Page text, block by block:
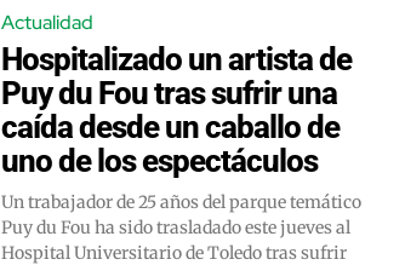
Actualidad
Hospitalizado un artista de
Puy du Fou tras sufrir una
caída desde un caballo de
uno de los espectáculos
Un trabajador de 25 años del parque temático
Puy du Fou ha sido trasladado este jueves al
Hospital Universitario de Toledo tras sufrir